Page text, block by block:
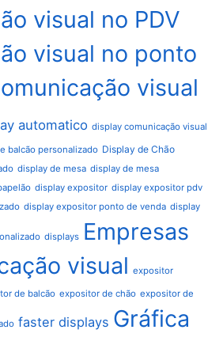
visual no PDV
visual no ponto
visual
automatico display comunicação visual
balcão personalizado Display de Chão
display de mesa display de mesa
display expositor display expositor pdv
display expositor ponto de venda display
displays Empresas
visual expositor
de balcão expositor de chão expositor de
faster displays Gráfica